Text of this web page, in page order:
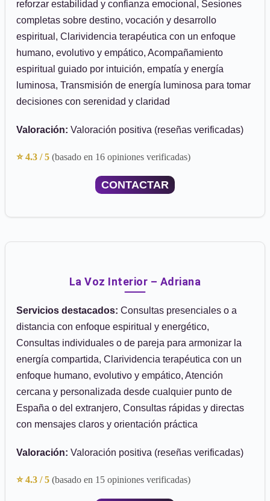
reforzar estabilidad y confianza emocional, Sesiones
completas sobre destino, vocación y desarrollo
espiritual, Clarividencia terapéutica con un enfoque
humano, evolutivo y empático, Acompañamiento
espiritual guiado por intuición, empatía y energía
luminosa, Transmisión de energía luminosa para tomar
decisiones con serenidad y claridad
Valoración: Valoración positiva (reseñas verificadas)
⭐ 4.3 / 5 (basado en 16 opiniones verificadas)
CONTACTAR
La Voz Interior – Adriana
Servicios destacados: Consultas presenciales o a
distancia con enfoque espiritual y energético,
Consultas individuales o de pareja para armonizar la
energía compartida, Clarividencia terapéutica con un
enfoque humano, evolutivo y empático, Atención
cercana y personalizada desde cualquier punto de
España o del extranjero, Consultas rápidas y directas
con mensajes claros y orientación práctica
Valoración: Valoración positiva (reseñas verificadas)
⭐ 4.3 / 5 (basado en 15 opiniones verificadas)